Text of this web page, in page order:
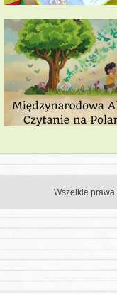
Wszelkie prawa